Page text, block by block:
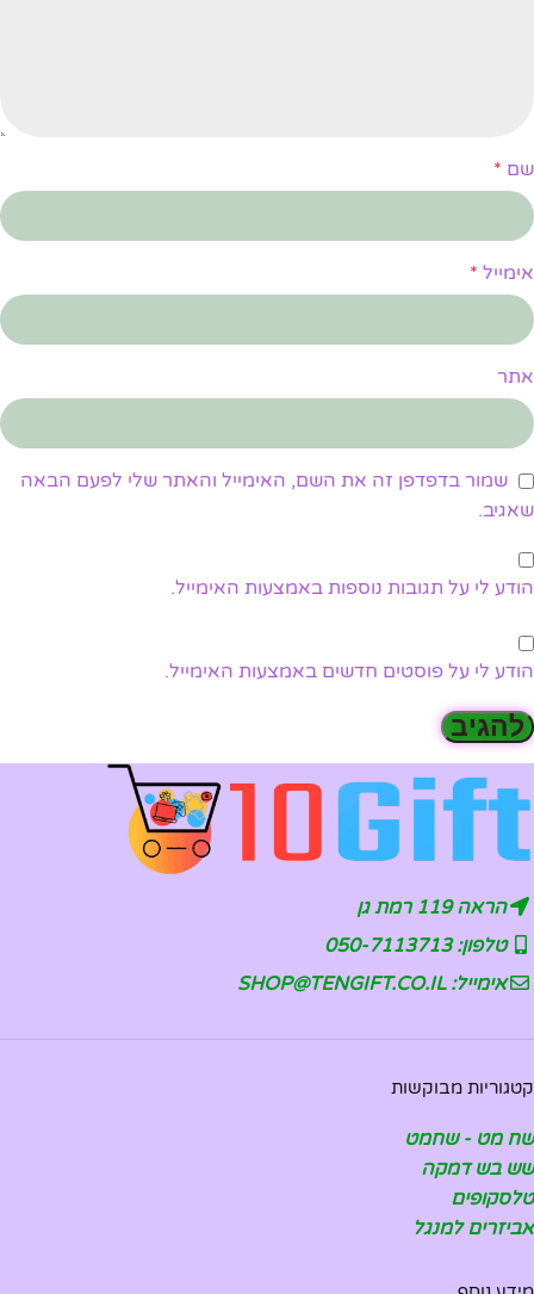
שם *
אימייל *
אתר
שמור בדפדפן זה את השם, האימייל והאתר שלי לפעם הבאה
שאגיב.
הודע לי על תגובות נוספות באמצעות האימייל.
הודע לי על פוסטים חדשים באמצעות האימייל.
הראה 119 רמת גן
טלפון: 050-7113713
אימייל: SHOP@TENGIFT.CO.IL
קטגוריות מבוקשות
שח מט - שחמט
שש בש דמקה
טלסקופים
אביזרים למנגל